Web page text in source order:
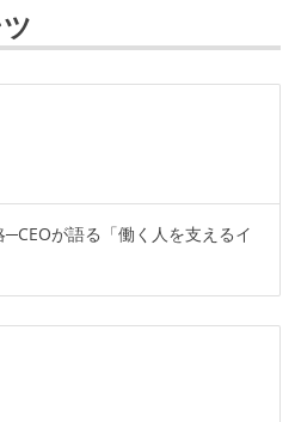
いる技術
が語る「働く人を支えるイ